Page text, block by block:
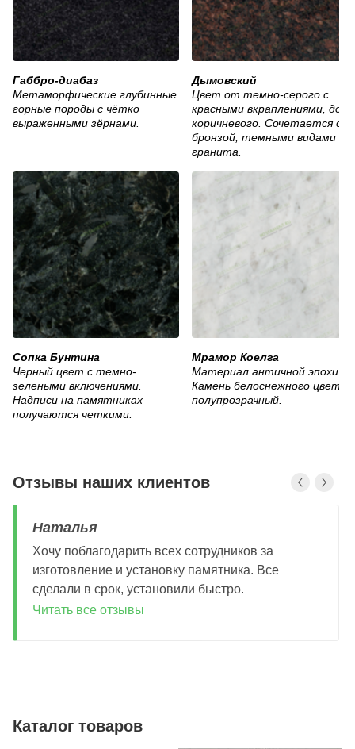
Габбро-диабаз
Метаморфические глубинные
горные породы с чётко
выраженными зёрнами.
Дымовский
Цвет от темно-серого с
красными вкраплениями, до
коричневого. Сочетается с
бронзой, темными видами
гранита.
Сопка Бунтина
Черный цвет с темно-
зелеными включениями.
Надписи на памятниках
получаются четкими.
Мрамор Коелга
Материал античной эпохи.
Камень белоснежного цвета,
полупрозрачный.
Отзывы наших клиентов
Наталья
Хочу поблагодарить всех сотрудников за
изготовление и установку памятника. Все
сделали в срок, установили быстро.
Читать все отзывы
Каталог товаров